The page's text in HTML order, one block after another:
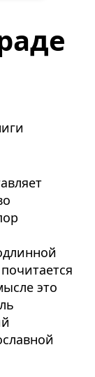
это